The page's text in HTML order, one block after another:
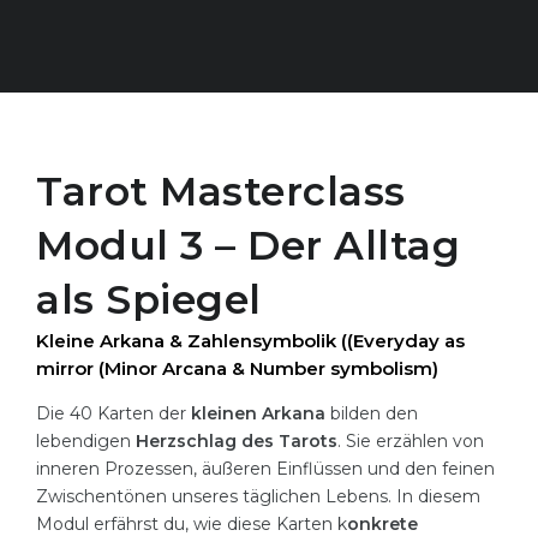
Tarot Masterclass
Modul 3 – Der Alltag
als Spiegel
Kleine Arkana & Zahlensymbolik ((Everyday as
mirror (Minor Arcana & Number symbolism)
Die 40 Karten der kleinen Arkana bilden den
lebendigen Herzschlag des Tarots. Sie erzählen von
inneren Prozessen, äußeren Einflüssen und den feinen
Zwischentönen unseres täglichen Lebens. In diesem
Modul erfährst du, wie diese Karten konkrete